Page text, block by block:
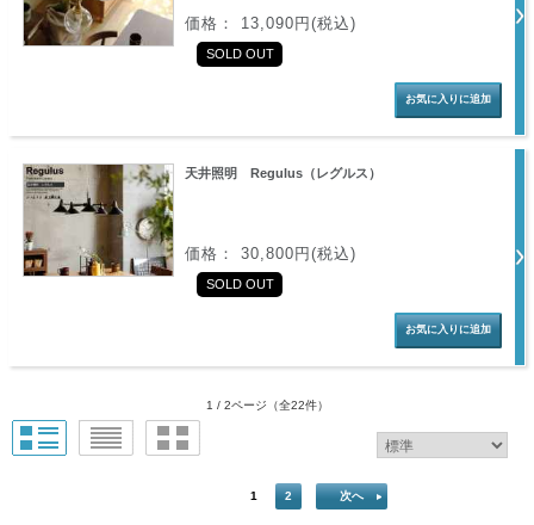
価格： 13,090円(税込)
SOLD OUT
天井照明 Regulus（レグルス）
価格： 30,800円(税込)
SOLD OUT
1 / 2ページ （全22件）
1 2 次へ